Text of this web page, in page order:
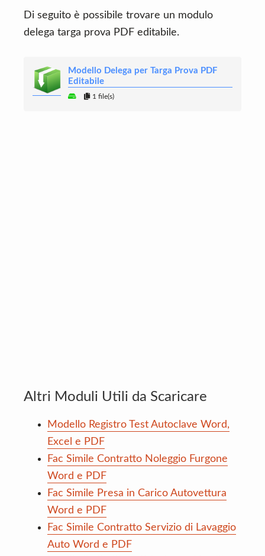
Di seguito è possibile trovare un modulo
delega targa prova PDF editabile.
Modello Delega per Targa Prova PDF
Editabile
1 file(s)
Altri Moduli Utili da Scaricare
Modello Registro Test Autoclave Word,
Excel e PDF
Fac Simile Contratto Noleggio Furgone
Word e PDF
Fac Simile Presa in Carico Autovettura
Word e PDF
Fac Simile Contratto Servizio di Lavaggio
Auto Word e PDF